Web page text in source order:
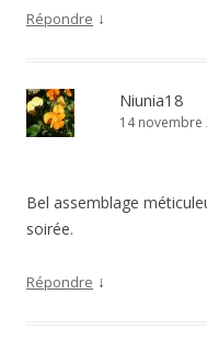
Répondre ↓
Niunia18
14 novembre
Bel assemblage
soirée.
Répondre ↓